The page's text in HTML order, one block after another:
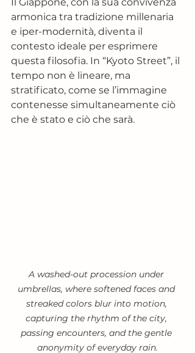
armonica tra tradizione millenaria
e iper-modernità, diventa il
contesto ideale per esprimere
questa filosofia. In “Kyoto Street”, il
tempo non è lineare, ma
stratificato, come se l’immagine
contenesse simultaneamente ciò
che è stato e ciò che sarà.
A washed-out procession under
umbrellas, where softened faces and
streaked colors blur into motion,
capturing the rhythm of the city,
passing encounters, and the gentle
anonymity of everyday rain.